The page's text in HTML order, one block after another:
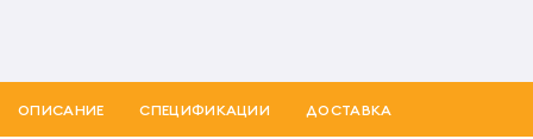
ОПИСАНИЕ СПЕЦИФИКАЦИИ ДОСТАВКА